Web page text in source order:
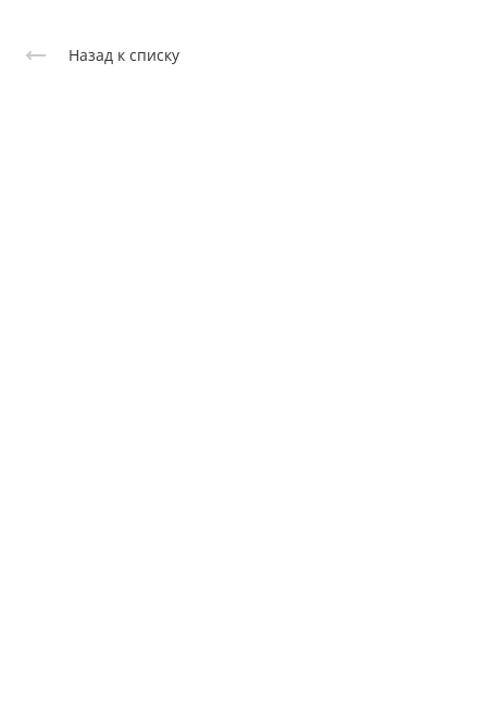
Назад к списку